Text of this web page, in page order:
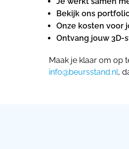
Bekijk ons
Onze kosten voor
Ontvang jouw
Maak je klaar om op
info@beursstand.nl,